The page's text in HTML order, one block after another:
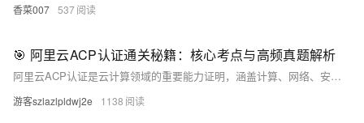
香菜007 537
🎯 阿里云ACP认证通关秘籍：核心考点与高频真题解析
阿里云ACP认证是云计算领域的重要能力证明，涵盖计算、网络、安全、大数据等核心技术。备考关键在于理解产品逻辑与实战应用，而非死记硬背。通过体系化学习、真题训练与动手实践，考生可显著提升成绩与实际能力，实现职业突破。
游客szlazlpldwj2e 1138